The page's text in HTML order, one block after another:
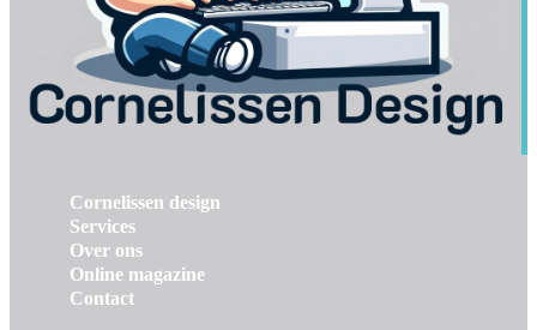
Cornelissen design
Services
Over ons
Online magazine
Contact